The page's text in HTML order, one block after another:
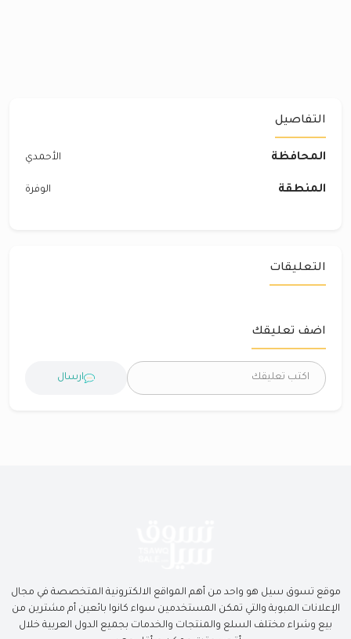
التفاصيل
المحافظة الأحمدي
المنطقة الوفرة
التعليقات
اضف تعليقك
ارسال
موقع تسوق سيل هو واحد من أهم المواقع الالكترونية المتخصصة في مجال
الإعلانات المبوبة والتي تمكن المستخدمين سواء كانوا بائعين أم مشترين من
بيع وشراء مختلف السلع والمنتجات والخدمات بجميع الدول العربية خلال